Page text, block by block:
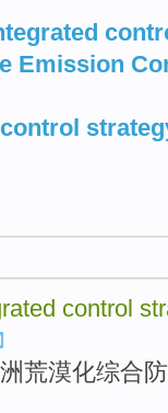
Emission
control
荒漠化综合